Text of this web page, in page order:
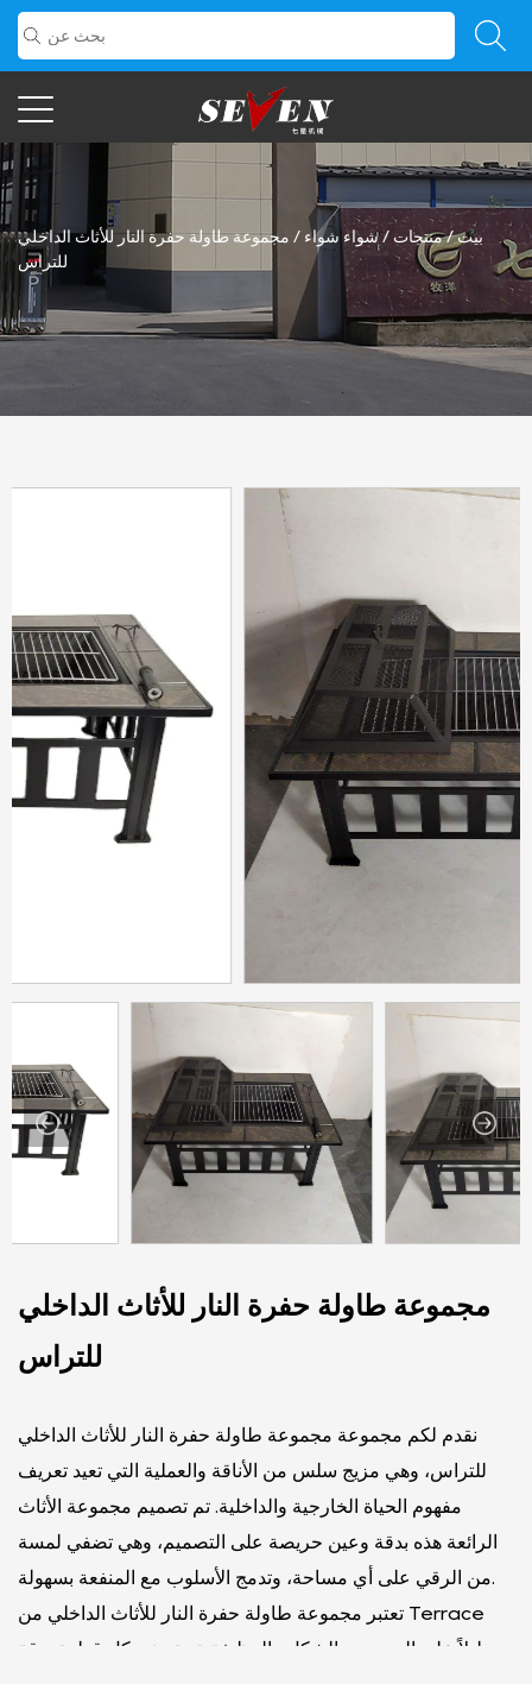
بيت/منتجات /شواء شواء / مجموعة طاولة حفرة النار للأثاث الداخلي
للتراس
مجموعة طاولة حفرة النار للأثاث الداخلي
للتراس
نقدم لكم مجموعة مجموعة طاولة حفرة النار للأثاث الداخلي
للتراس، وهي مزيج سلس من الأناقة والعملية التي تعيد تعريف
مفهوم الحياة الخارجية والداخلية. تم تصميم مجموعة الأثاث
الرائعة هذه بدقة وعين حريصة على التصميم، وهي تضفي لمسة
من الرقي على أي مساحة، وتدمج الأسلوب مع المنفعة بسهولة.
تعتبر مجموعة طاولة حفرة النار للأثاث الداخلي من Terrace
دليلاً على الدمج بين الشكل والوظيفة. تم تصنيع كل قطعة بدقة